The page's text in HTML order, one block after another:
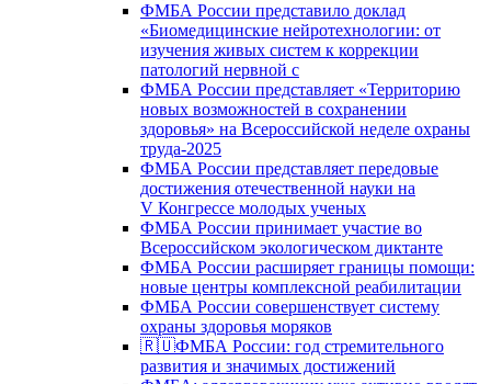
ФМБА России представило доклад
«Биомедицинские нейротехнологии: от
изучения живых систем к коррекции
патологий нервной с
ФМБА России представляет «Территорию
новых возможностей в сохранении
здоровья» на Всероссийской неделе охраны
труда-2025
ФМБА России представляет передовые
достижения отечественной науки на
V Конгрессе молодых ученых
ФМБА России принимает участие во
Всероссийском экологическом диктанте
ФМБА России расширяет границы помощи:
новые центры комплексной реабилитации
ФМБА России совершенствует систему
охраны здоровья моряков
🇷🇺ФМБА России: год стремительного
развития и значимых достижений